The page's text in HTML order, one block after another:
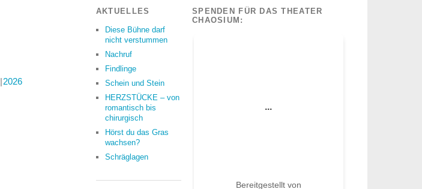
2026
AKTUELLES
Diese Bühne darf
nicht verstummen
Nachruf
Findlinge
Schein und Stein
HERZSTÜCKE – von
romantisch bis
chirurgisch
Hörst du das Gras
wachsen?
Schräglagen
SPENDEN FÜR DAS THEATER
CHAOSIUM: